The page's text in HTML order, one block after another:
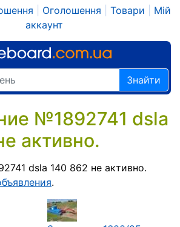
Оголошення Товари
Мій
аккаунт
Знайти
№1892741 dsla
активно.
dsla 140 862 не активно.
.